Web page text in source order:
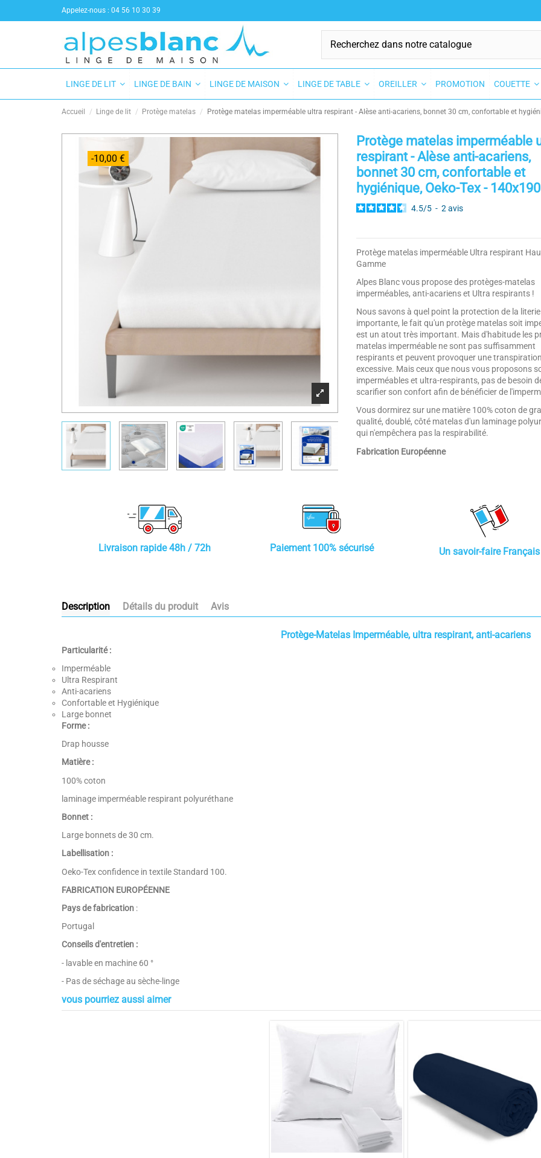
Appelez-nous : 04 56 10 30 39
LINGE DE LIT LINGE DE BAIN LINGE DE MAISON LINGE DE TABLE OREILLER PROMOTION COUETTE
Accueil Linge de lit Protège matelas Protège matelas imperméable ultra respirant - Alèse anti-acariens, bonnet 30 cm, confortable et
-10,00 €
Protège matelas imperméable
respirant - Alèse anti-acariens,
bonnet 30 cm, confortable et
hygiénique, Oeko-Tex -
4.5/5 - 2 avis
Protège matelas imperméable Ultra respirant
Gamme
Alpes Blanc vous propose des protèges-matelas
imperméables, anti-acariens et Ultra respirants !
Nous savons à quel point la protection de la
importante, le fait qu'un protège matelas soit
est un atout très important. Mais d'habitude les
matelas imperméable ne sont pas suffisamment
respirants et peuvent provoquer une transpiration
excessive. Mais ceux que nous vous proposons
imperméables et ultra-respirants, pas de besoin
scarifier son confort afin de bénéficier de
Vous dormirez sur une matière 100% coton de
qualité, doublé, côté matelas d'un laminage
qui n'empêchera pas la respirabilité.
Fabrication Européenne
Livraison rapide 48h / 72h Paiement 100% sécurisé Un savoir-faire Français
Description Détails du produit Avis
Protège-Matelas Imperméable, ultra respirant, anti-acariens
Particularité :
Imperméable
Ultra Respirant
Anti-acariens
Confortable et Hygiénique
Large bonnet
Forme :
Drap housse
Matière :
100% coton
laminage imperméable respirant polyuréthane
Bonnet :
Large bonnets de 30 cm.
Labellisation :
Oeko-Tex confidence in textile Standard 100.
FABRICATION EUROPÉENNE
Pays de fabrication :
Portugal
Conseils d'entretien :
- lavable en machine 60 °
- Pas de séchage au sèche-linge
Composition 4.5
avis soumis à un
contrôle
Voir tous les avis sur ce site
vous pourriez aussi aimer